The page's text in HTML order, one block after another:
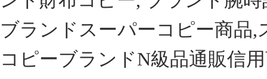
ブランドスーパーコピー商品
コピーブランドN級品通販信